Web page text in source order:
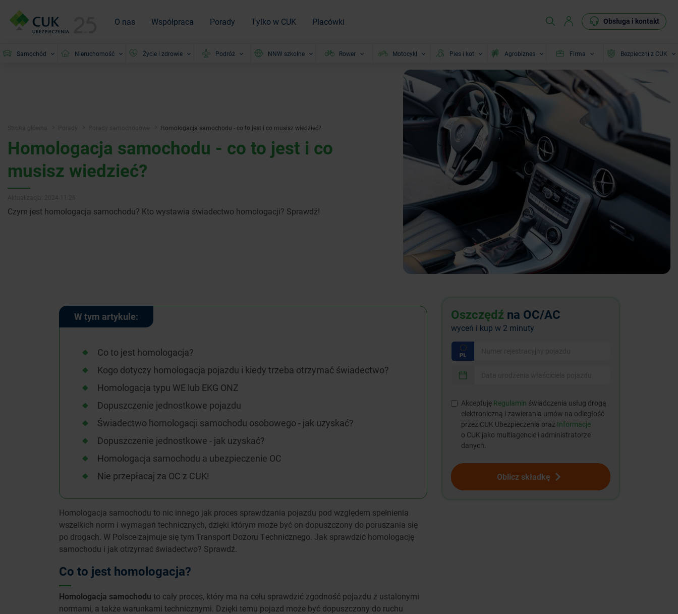
O nas Współpraca Porady Tylko w CUK Placówki Obsługa i kontakt
Samochód Nieruchomość Życie i zdrowie Podróż NNW szkolne Rower Motocykl Pies i kot Agrobiznes Firma Bezpieczni z CUK
Homologacja samochodu - co to jest i co musisz wiedzieć?
Homologacja samochodu - co to jest i co
musisz wiedzieć?
Czym jest homologacja samochodu? Kto wystawia świadectwo homologacji? Sprawdź!
W tym artykule:
Co to jest homologacja?
Kogo dotyczy homologacja pojazdu i kiedy trzeba otrzymać świadectwo?
Homologacja typu WE lub EKG ONZ
Dopuszczenie jednostkowe pojazdu
Świadectwo homologacji samochodu osobowego - jak uzyskać?
Dopuszczenie jednostkowe - jak uzyskać?
Homologacja samochodu a ubezpieczenie OC
Nie przepłacaj za OC z CUK!
Homologacja samochodu to nic innego jak proces sprawdzania pojazdu pod względem spełnienia
wszelkich norm i wymagań technicznych, dzięki którym może być on dopuszczony do poruszania się
po drogach. W Polsce zajmuje się tym Transport Dozoru Technicznego. Jak sprawdzić homologację
samochodu i jak otrzymać świadectwo? Sprawdź.
Co to jest homologacja?
Homologacja samochodu to cały proces, który ma na celu sprawdzić zgodność pojazdu z ustalonymi
normami, a także warunkami technicznymi. Dzięki temu pojazd może być dopuszczony do ruchu
Oszczędź na OC/AC
wyceń i kup w 2 minuty
Akceptuję Regulamin świadczenia usług drogą
elektroniczną i zawierania umów na odległość
przez CUK Ubezpieczenia oraz Informacje
o CUK jako multiagencie i administratorze
danych.
Oblicz składkę